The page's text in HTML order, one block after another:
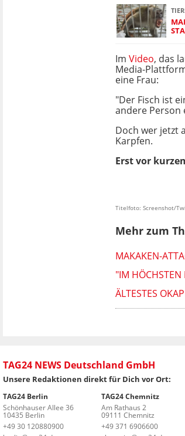
Im Video, das
Media-
eine Frau:
"Der Fisch ist
andere Person
Doch wer jetzt
Karpfen.
Erst vor
Titelfoto: Screenshot/
Mehr zum
MAKAKEN-
"IM HÖCHSTEN
ÄLTESTES
TAG24 NEWS Deutschland GmbH
Unsere Redaktionen direkt für Dich vor Ort:
TAG24 Berlin
Schönhauser Allee 36
10435 Berlin
+49 30 120880900
TAG24 Chemnitz
Am Rathaus 2
09111 Chemnitz
+49 371 6906600